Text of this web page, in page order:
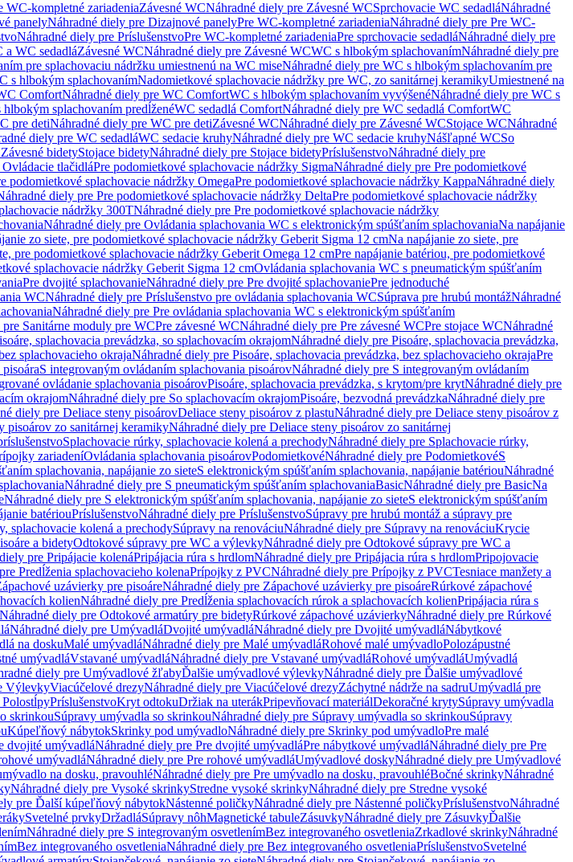
WC-kompletné zariadeniaZávesné WCNáhradné diely pre Závesné WCSprchovacie WC sedadláNáhradné
panelyNáhradné diely pre Dizajnové panelyPre WC-kompletné zariadeniaNáhradné diely pre Pre WC-
Náhradné diely pre PríslušenstvoPre WC-kompletné zariadeniaPre sprchovacie sedadláNáhradné diely pre
a WC sedadláZávesné WCNáhradné diely pre Závesné WCWC s hlbokým splachovanímNáhradné diely pre
pre splachovaciu nádržku umiestnenú na WC miseNáhradné diely pre WC s hlbokým splachovaním pre
s hlbokým splachovanímNadomietkové splachovacie nádržky pre WC, zo sanitárnej keramikyUmiestnené na
ComfortNáhradné diely pre WC ComfortWC s hlbokým splachovaním vyvýšenéNáhradné diely pre WC s
splachovaním predĺženéWC sedadlá ComfortNáhradné diely pre WC sedadlá ComfortWC
pre detiNáhradné diely pre WC pre detiZávesné WCNáhradné diely pre Závesné WCStojace WCNáhradné
diely pre WC sedadláWC sedacie kruhyNáhradné diely pre WC sedacie kruhyNášľapné WCSo
bidetyStojace bidetyNáhradné diely pre Stojace bidetyPríslušenstvoNáhradné diely pre
tlačidláPre podomietkové splachovacie nádržky SigmaNáhradné diely pre Pre podomietkové
podomietkové splachovacie nádržky OmegaPre podomietkové splachovacie nádržky KappaNáhradné diely
diely pre Pre podomietkové splachovacie nádržky DeltaPre podomietkové splachovacie nádržky
nádržky 300TNáhradné diely pre Pre podomietkové splachovacie nádržky
Náhradné diely pre Ovládania splachovania WC s elektronickým spúšťaním splachovaniaNa napájanie
zo siete, pre podomietkové splachovacie nádržky Geberit Sigma 12 cmNa napájanie zo siete, pre
pre podomietkové splachovacie nádržky Geberit Omega 12 cmPre napájanie batériou, pre podomietkové
splachovacie nádržky Geberit Sigma 12 cmOvládania splachovania WC s pneumatickým spúšťaním
Pre dvojité splachovanieNáhradné diely pre Pre dvojité splachovaniePre jednoduché
WCNáhradné diely pre Príslušenstvo pre ovládania splachovania WCSúprava pre hrubú montážNáhradné
Náhradné diely pre Pre ovládania splachovania WC s elektronickým spúšťaním
Sanitárne moduly pre WCPre závesné WCNáhradné diely pre Pre závesné WCPre stojace WCNáhradné
splachovacia prevádzka, so splachovacím okrajomNáhradné diely pre Pisoáre, splachovacia prevádzka,
splachovacieho okrajaNáhradné diely pre Pisoáre, splachovacia prevádzka, bez splachovacieho okrajaPre
S integrovaným ovládaním splachovania pisoárovNáhradné diely pre S integrovaným ovládaním
ovládanie splachovania pisoárovPisoáre, splachovacia prevádzka, s krytom/pre krytNáhradné diely pre
okrajomNáhradné diely pre So splachovacím okrajomPisoáre, bezvodná prevádzkaNáhradné diely pre
diely pre Deliace steny pisoárovDeliace steny pisoárov z plastuNáhradné diely pre Deliace steny pisoárov z
pisoárov zo sanitárnej keramikyNáhradné diely pre Deliace steny pisoárov zo sanitárnej
Splachovacie rúrky, splachovacie kolená a prechodyNáhradné diely pre Splachovacie rúrky,
zariadeníOvládania splachovania pisoárovPodomietkovéNáhradné diely pre PodomietkovéS
splachovania, napájanie zo sieteS elektronickým spúšťaním splachovania, napájanie batériouNáhradné
Náhradné diely pre S pneumatickým spúšťaním splachovaniaBasicNáhradné diely pre BasicNa
Náhradné diely pre S elektronickým spúšťaním splachovania, napájanie zo sieteS elektronickým spúšťaním
batériouPríslušenstvoNáhradné diely pre PríslušenstvoSúpravy pre hrubú montáž a súpravy pre
splachovacie kolená a prechodySúpravy na renováciuNáhradné diely pre Súpravy na renováciuKrycie
a bidetyOdtokové súpravy pre WC a výlevkyNáhradné diely pre Odtokové súpravy pre WC a
pre Pripájacie kolenáPripájacia rúra s hrdlomNáhradné diely pre Pripájacia rúra s hrdlomPripojovacie
Predĺženia splachovacieho kolenaPrípojky z PVCNáhradné diely pre Prípojky z PVCTesniace manžety a
uzávierky pre pisoáreNáhradné diely pre Zápachové uzávierky pre pisoáreRúrkové zápachové
kolienNáhradné diely pre Predĺženia splachovacích rúrok a splachovacích kolienPripájacia rúra s
Náhradné diely pre Odtokové armatúry pre bidetyRúrkové zápachové uzávierkyNáhradné diely pre Rúrkové
Náhradné diely pre UmývadláDvojité umývadláNáhradné diely pre Dvojité umývadláNábytkové
na doskuMalé umývadláNáhradné diely pre Malé umývadláRohové malé umývadloPolozápustné
umývadláVstavané umývadláNáhradné diely pre Vstavané umývadláRohové umývadláUmývadlá
diely pre Umývadlové žľabyĎalšie umývadlové výlevkyNáhradné diely pre Ďalšie umývadlové
VýlevkyViacúčelové drezyNáhradné diely pre Viacúčelové drezyZáchytné nádrže na sadruUmývadlá pre
PríslušenstvoKryt odtokuDržiak na uterákPripevňovací materiálDekoračné krytySúpravy umývadla
skrinkouSúpravy umývadla so skrinkouNáhradné diely pre Súpravy umývadla so skrinkouSúpravy
Kúpeľňový nábytokSkrinky pod umývadloNáhradné diely pre Skrinky pod umývadloPre malé
dvojité umývadláNáhradné diely pre Pre dvojité umývadláPre nábytkové umývadláNáhradné diely pre Pre
umývadláNáhradné diely pre Pre rohové umývadláUmývadlové doskyNáhradné diely pre Umývadlové
na dosku, pravouhléNáhradné diely pre Pre umývadlo na dosku, pravouhléBočné skrinkyNáhradné
Náhradné diely pre Vysoké skrinkyStredne vysoké skrinkyNáhradné diely pre Stredne vysoké
pre Ďalší kúpeľňový nábytokNástenné poličkyNáhradné diely pre Nástenné poličkyPríslušenstvoNáhradné
Svetelné prvkyDržadláSúpravy nôhMagnetické tabuleZásuvkyNáhradné diely pre ZásuvkyĎalšie
Náhradné diely pre S integrovaným osvetlenímBez integrovaného osvetleniaZrkadlové skrinkyNáhradné
Bez integrovaného osvetleniaNáhradné diely pre Bez integrovaného osvetleniaPríslušenstvoSvetelné